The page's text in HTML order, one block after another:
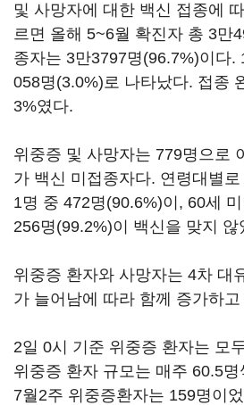
및 사망자에 대한 백신 접종에
르면 올해 5~6월 확진자 총 3만
종자는 3만3797명(96.7%)이다.
058명(3.0%)로 나타났다. 접종
3%였다.
위중증 및 사망자는 779명으로
가 백신 미접종자다. 연령대별
1명 중 472명(90.6%)이, 60세
256명(99.2%)이 백신을 맞지 않
위중증 환자와 사망자는 4차 대
가 늘어남에 따라 함께 증가하고
2일 0시 기준 위중증 환자는 모
위중증 환자 규모는 매주 60.5
7월2주 위중증환자는 159명이